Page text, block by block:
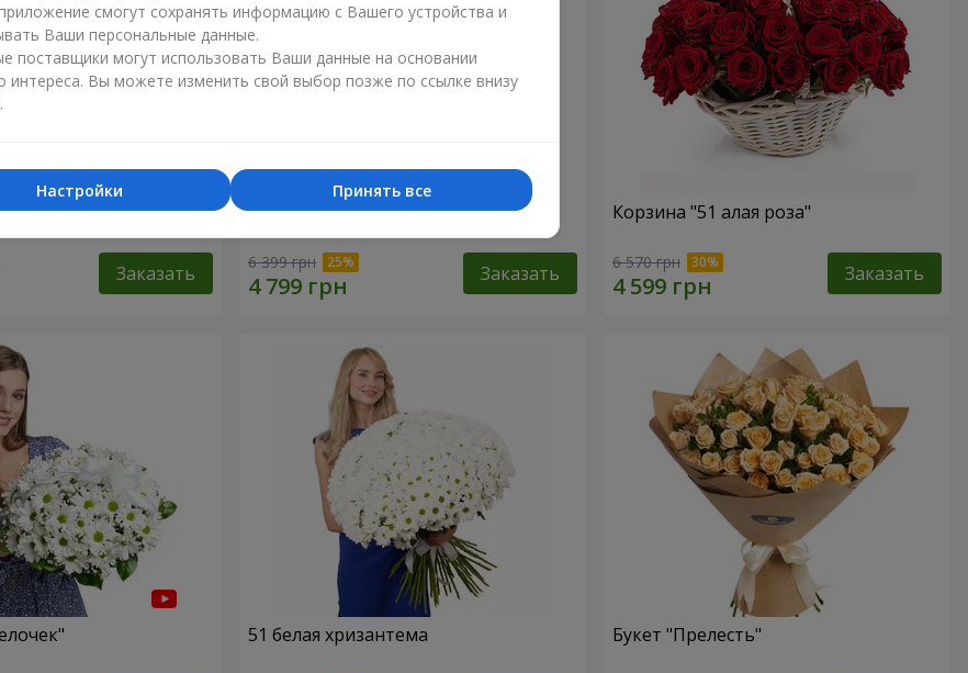
Заказать
Корзина "С наилучшими
6 399 грн Заказать
Корзина "51 алая роза"
6 570 грн Заказать
51 белая хризантема Букет "Прелесть"
смогут сохранять информацию с Вашего устройства и
Ваши персональные данные.
поставщики могут использовать Ваши данные на основании
интереса. Вы можете изменить свой выбор позже по ссылке внизу
Принять все
Настройки